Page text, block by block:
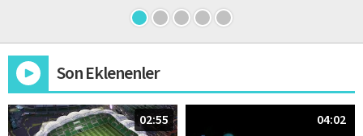
Son Eklenenler
02:55 04:02